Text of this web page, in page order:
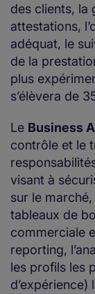
des clients, la
attestations,
adéquat, le
de la
plus
s’élèvera de
Le Business
contrôle et le
visant à
sur le
tableaux de
commerciale
reporting,
les profils les